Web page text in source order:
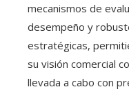
mecanismos de
desempeño y
estratégicas,
su visión comercial
llevada a cabo con